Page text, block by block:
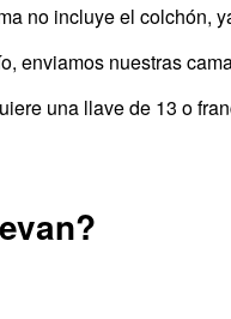
no incluye el colchón,
enviamos nuestras
una llave de 13 o